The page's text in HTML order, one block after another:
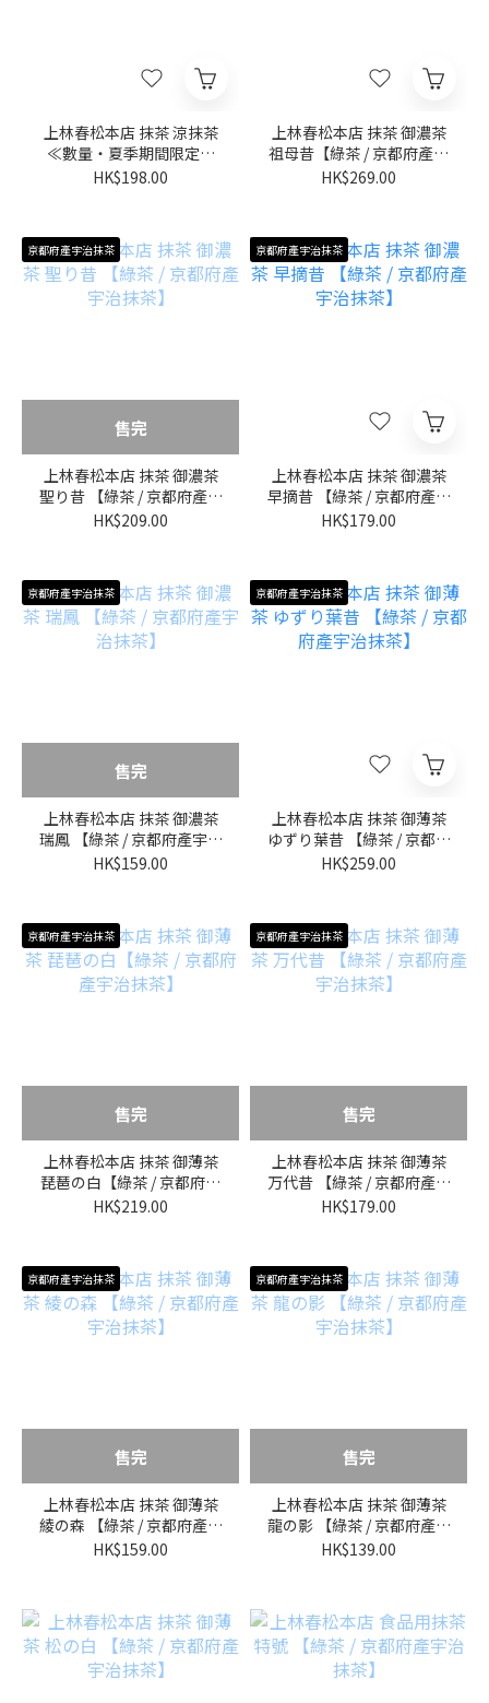
上林春松本店 抹茶 涼抹茶
≪數量・夏季期間限定≫
冷抹茶
HK$198.00
上林春松本店 抹茶 御濃茶
祖母昔【綠茶 / 京都府產宇
治抹茶】
HK$269.00
京都府產宇治抹茶
售完
上林春松本店 抹茶 御濃茶
聖り昔 【綠茶 / 京都府產宇
治抹茶】
HK$209.00
京都府產宇治抹茶
上林春松本店 抹茶 御濃茶
早摘昔 【綠茶 / 京都府產宇
治抹茶】
HK$179.00
京都府產宇治抹茶
售完
上林春松本店 抹茶 御濃茶
瑞鳳 【綠茶 / 京都府產宇治
抹茶】
HK$159.00
京都府產宇治抹茶
上林春松本店 抹茶 御薄茶
ゆずり葉昔 【綠茶 / 京都府
產宇治抹茶】
HK$259.00
京都府產宇治抹茶
售完
上林春松本店 抹茶 御薄茶
琵琶の白【綠茶 / 京都府產
宇治抹茶】
HK$219.00
京都府產宇治抹茶
售完
上林春松本店 抹茶 御薄茶
万代昔 【綠茶 / 京都府產宇
治抹茶】
HK$179.00
京都府產宇治抹茶
售完
上林春松本店 抹茶 御薄茶
綾の森 【綠茶 / 京都府產宇
治抹茶】
HK$159.00
京都府產宇治抹茶
售完
上林春松本店 抹茶 御薄茶
龍の影 【綠茶 / 京都府產宇
治抹茶】
HK$139.00